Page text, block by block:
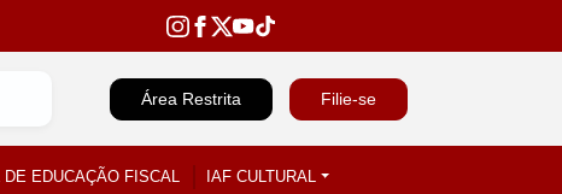
Área Restrita Filie-se
EDUCAÇÃO FISCAL IAF CULTURAL